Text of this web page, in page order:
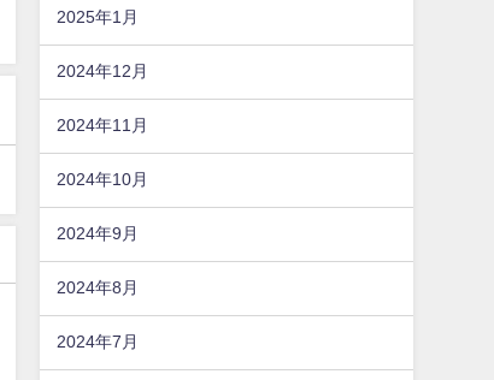
2025年1月
2024年12月
2024年11月
2024年10月
2024年9月
2024年8月
2024年7月